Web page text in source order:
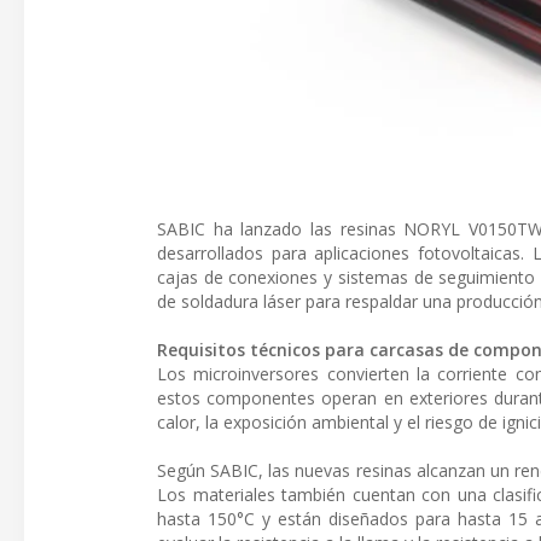
SABIC ha lanzado las resinas NORYL
desarrollados para aplicaciones
cajas de conexiones y sistemas de
de soldadura láser para respaldar una
Requisitos técnicos para carcasas de
Los microinversores convierten la corriente
estos componentes operan en exteriores
calor, la exposición ambiental y el riesgo de
Según SABIC, las nuevas resinas alcanzan un
Los materiales también cuentan con una
hasta 150°C y están diseñados para hasta